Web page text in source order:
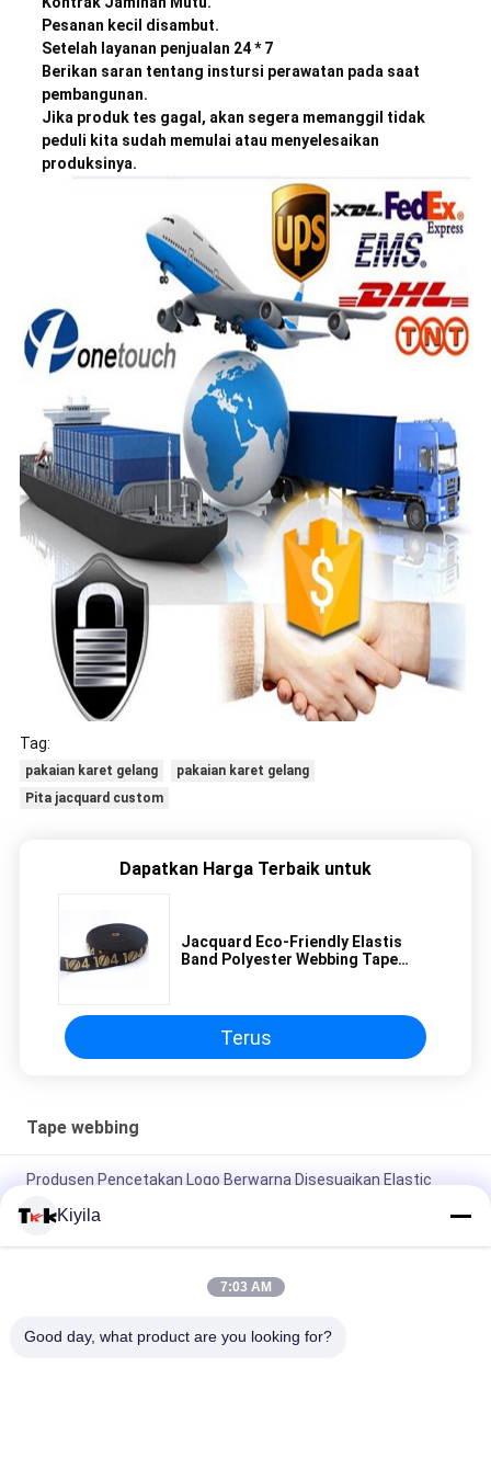
Pesanan kecil disambut.
Setelah layanan penjualan 24 * 7
Berikan saran tentang instursi perawatan pada saat
pembangunan.
Jika produk tes gagal, akan segera memanggil tidak
peduli kita sudah memulai atau menyelesaikan
produksinya.
Tag:
pakaian karet gelang
pakaian karet gelang
Pita jacquard custom
Dapatkan Harga Terbaik untuk
Jacquard Eco-Friendly Elastis
Band Polyester Webbing Tape
Terus
Tape webbing
Produsen Pencetakan Logo Berwarna Disesuaikan Elastic
Kustom Yoga Gym Jacquard Elastis Band Cetak Layar Silikon
2cm 3cm Disesuaikan
Kiyila
7:03 AM
Good day, what product are you looking for?